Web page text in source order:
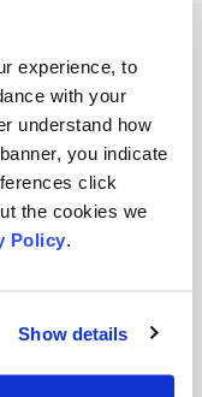
experience, to
with your
understand how
you indicate
click
the cookies we
Policy.
Show details